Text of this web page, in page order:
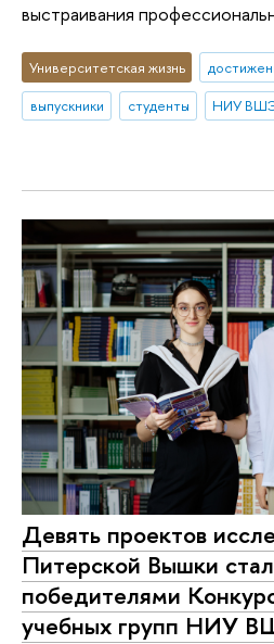
выстраивания
Университетская жизнь
выпускники
студенты НИУ ВШЭ
Девять проектов
Питерской Вышки
победителями
учебных групп НИУ